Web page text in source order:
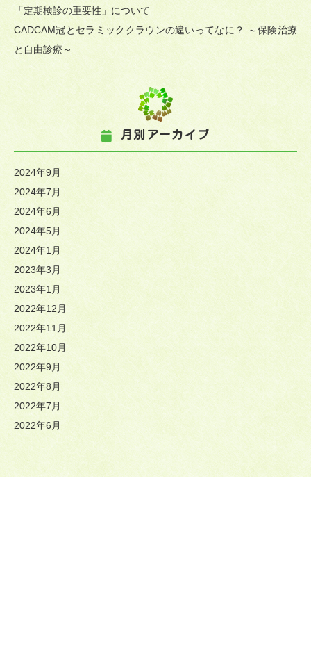
「定期検診の重要性」について
CADCAM冠とセラミッククラウンの違いってなに？ ～保険治療
と自由診療～
月別アーカイブ
2024年9月
2024年7月
2024年6月
2024年5月
2024年1月
2023年3月
2023年1月
2022年12月
2022年11月
2022年10月
2022年9月
2022年8月
2022年7月
2022年6月